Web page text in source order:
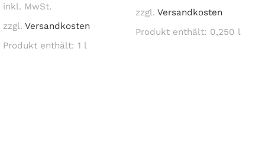
inkl. MwSt.
zzgl. Versandkosten
Produkt enthält: 1 l
zzgl. Versandkosten
Produkt enthält: 0,250 l